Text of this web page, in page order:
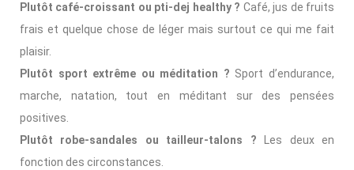
Plutôt café-croissant ou pti-dej healthy ? Café, jus de fruits
frais et quelque chose de léger mais surtout ce qui me fait
plaisir.
Plutôt sport extrême ou méditation ? Sport d’endurance,
marche, natation, tout en méditant sur des pensées
positives.
Plutôt robe-sandales ou tailleur-talons ? Les deux en
fonction des circonstances.